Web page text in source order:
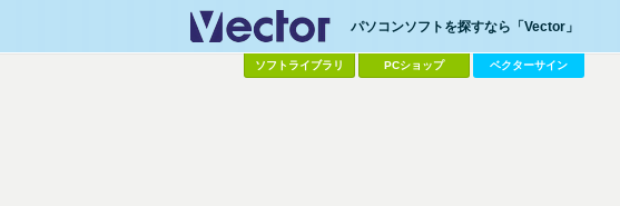
パソコンソフトを探すなら「Vector」
ソフトライブラリ PCショップ ベクターサイン